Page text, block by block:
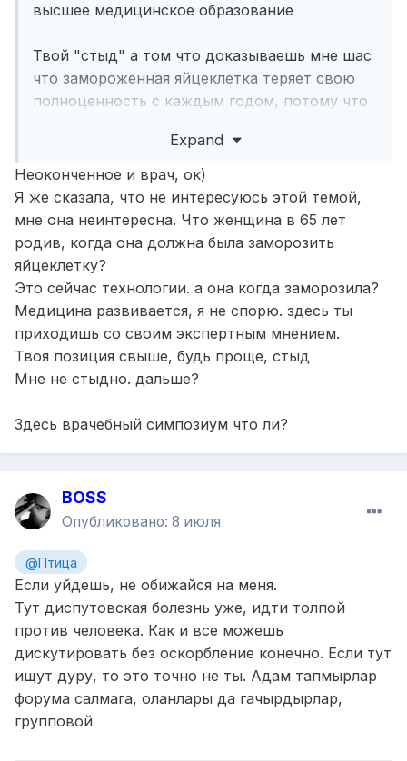
высшее медицинское образование
Твой "стыд" а том что доказываешь мне шас
что замороженная яйцеклетка теряет свою
полноценность с каждым годом, потому что
А мне, живому человеку не веришь))))
Expand
Неоконченное и врач, ок)
Я же сказала, что не интересуюсь этой темой,
мне она неинтересна. Что женщина в 65 лет
родив, когда она должна была заморозить
яйцеклетку?
Это сейчас технологии. а она когда заморозила?
Медицина развивается, я не спорю. здесь ты
приходишь со своим экспертным мнением.
Твоя позиция свыше, будь проще, стыд
Мне не стыдно. дальше?
Здесь врачебный симпозиум что ли?
BOSS
Опубликовано: 8 июля
@Птица
Если уйдешь, не обижайся на меня.
Тут диспутовская болезнь уже, идти толпой
против человека. Как и все можешь
дискутировать без оскорбление конечно. Если тут
ищут дуру, то это точно не ты. Адам тапмырлар
форума салмага, оланлары да гачырдырлар,
групповой